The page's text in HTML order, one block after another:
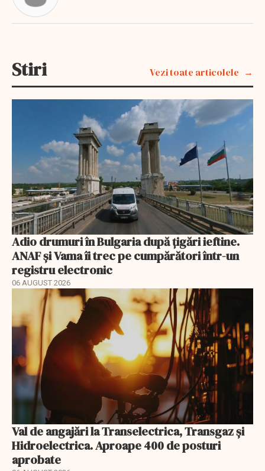
Stiri Vezi toate articolele
Adio drumuri în Bulgaria după țigări ieftine.
ANAF și Vama îi trec pe cumpărători într-un
registru electronic
06 AUGUST 2026
Val de angajări la Transelectrica, Transgaz și
Hidroelectrica. Aproape 400 de posturi
aprobate